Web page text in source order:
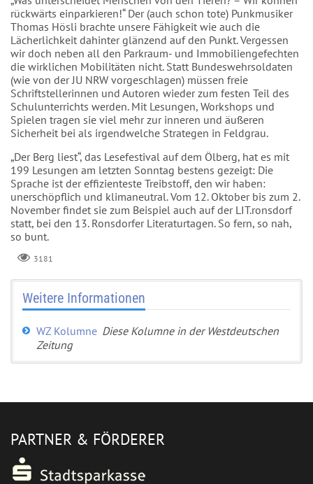
rückwärts einparkieren!“ Der (auch schon tote) Punkmusiker
Thomas Hösli brachte unsere Fähigkeit wie auch die
Lächerlichkeit dahinter glänzend auf den Punkt. Vergessen
wir doch neben all den Parkraum- und Immobiliengefechten
die wirklichen Mobilitäten nicht. Statt Bundeswehrsoldaten
(wie von der JU NRW vorgeschlagen) müssen freie
Schriftstellerinnen und Autoren wieder zum festen Teil des
Schulunterrichts werden. Mit Lesungen, Workshops und
Spielen tragen sie viel mehr zur inneren und äußeren
Sicherheit bei als irgendwelche Strategen in Feldgrau.
„Der Berg liest“, das Lesefestival auf dem Ölberg, hat es mit
199 Lesungen am letzten Sonntag bestens gezeigt: Die
Sprache ist der effizienteste Treibstoff, den wir haben:
unerschöpflich und klimaneutral. Vom 12. Oktober bis zum 2.
November findet sie zum Beispiel auch auf der LIT.ronsdorf
statt, bei den 13. Ronsdorfer Literaturtagen. So fern, so nah,
so bunt.
3181
Weitere Informationen
WZ Kolumne Diese Kolumne in der Westdeutschen
Zeitung
PARTNER & FÖRDERER